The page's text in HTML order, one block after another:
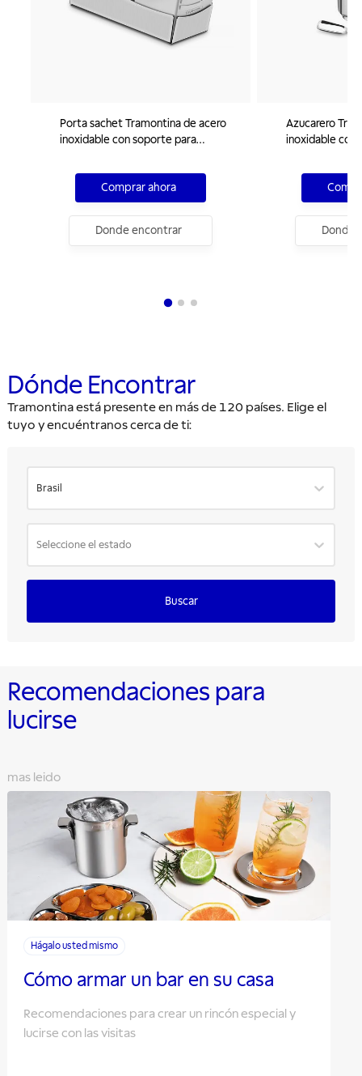
Porta sachet Tramontina de acero
inoxidable con soporte para
Comprar ahora
Donde encontrar
Azucarero
inoxidable con
Donde
Dónde Encontrar
Tramontina está presente en más de 120 países. Elige el
tuyo y encuéntranos cerca de ti:
Brasil
Seleccione el estado
Buscar
Recomendaciones para
lucirse
mas leido
Hágalo usted mismo
Cómo armar un bar en su casa
Recomendaciones para crear un rincón especial y
lucirse con las visitas